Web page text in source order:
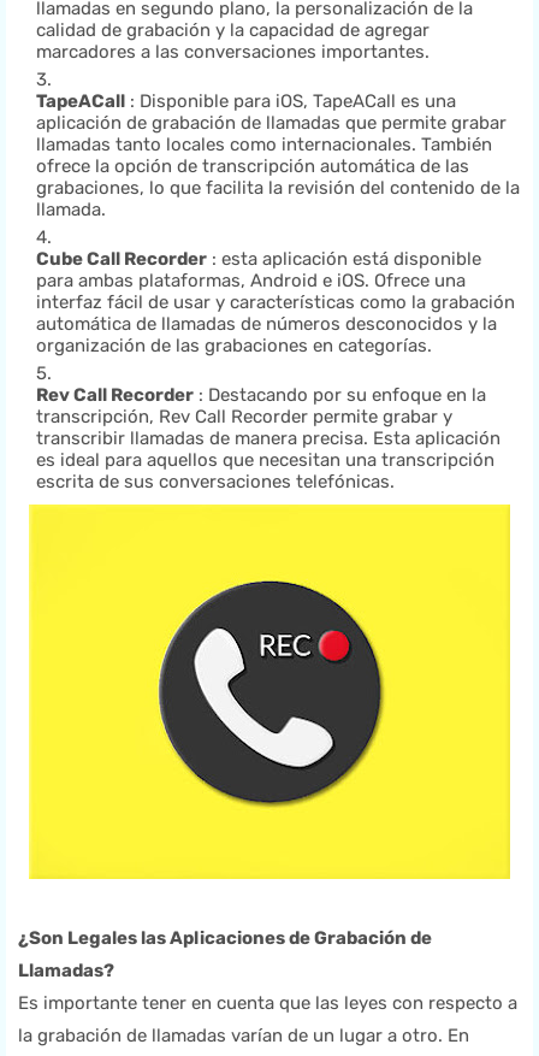
llamadas en segundo plano, la personalización de la
calidad de grabación y la capacidad de agregar
marcadores a las conversaciones importantes.
TapeACall : Disponible para iOS, TapeACall es una
aplicación de grabación de llamadas que permite grabar
llamadas tanto locales como internacionales. También
ofrece la opción de transcripción automática de las
grabaciones, lo que facilita la revisión del contenido de la
llamada.
Cube Call Recorder : esta aplicación está disponible
para ambas plataformas, Android e iOS. Ofrece una
interfaz fácil de usar y características como la grabación
automática de llamadas de números desconocidos y la
organización de las grabaciones en categorías.
Rev Call Recorder : Destacando por su enfoque en la
transcripción, Rev Call Recorder permite grabar y
transcribir llamadas de manera precisa. Esta aplicación
es ideal para aquellos que necesitan una transcripción
escrita de sus conversaciones telefónicas.
¿Son Legales las Aplicaciones de Grabación de
Llamadas?
Es importante tener en cuenta que las leyes con respecto a
la grabación de llamadas varían de un lugar a otro. En